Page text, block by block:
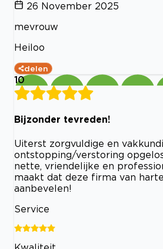
26 November 2025
mevrouw
Heiloo
delen
10
Bijzonder tevreden!
Uiterst zorgvuldige en
ontstopping/verstoring
nette, vriendelijke en
maakt dat deze firma van
aanbevelen!
Service